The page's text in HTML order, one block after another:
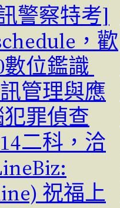
警察特考]
，歡
位鑑識
管理與應
罪偵查
二科，洽
祝福上